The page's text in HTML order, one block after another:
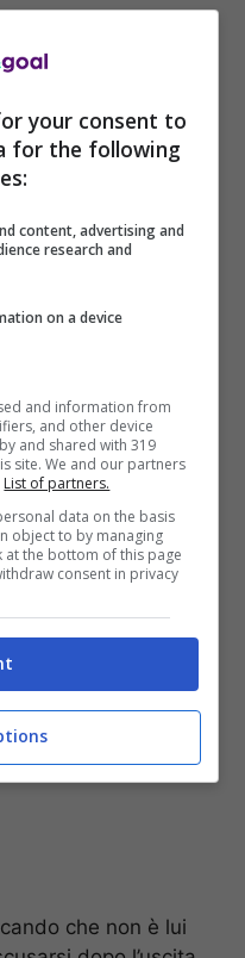
– Stopandgoal (La
si
che non è lui
your consent to
for the following
content, advertising and
research and
on a device
and information from
and other device
and shared with 319
site. We and our partners
List of partners.
data on the basis
object to by managing
the bottom of this page
consent in privacy